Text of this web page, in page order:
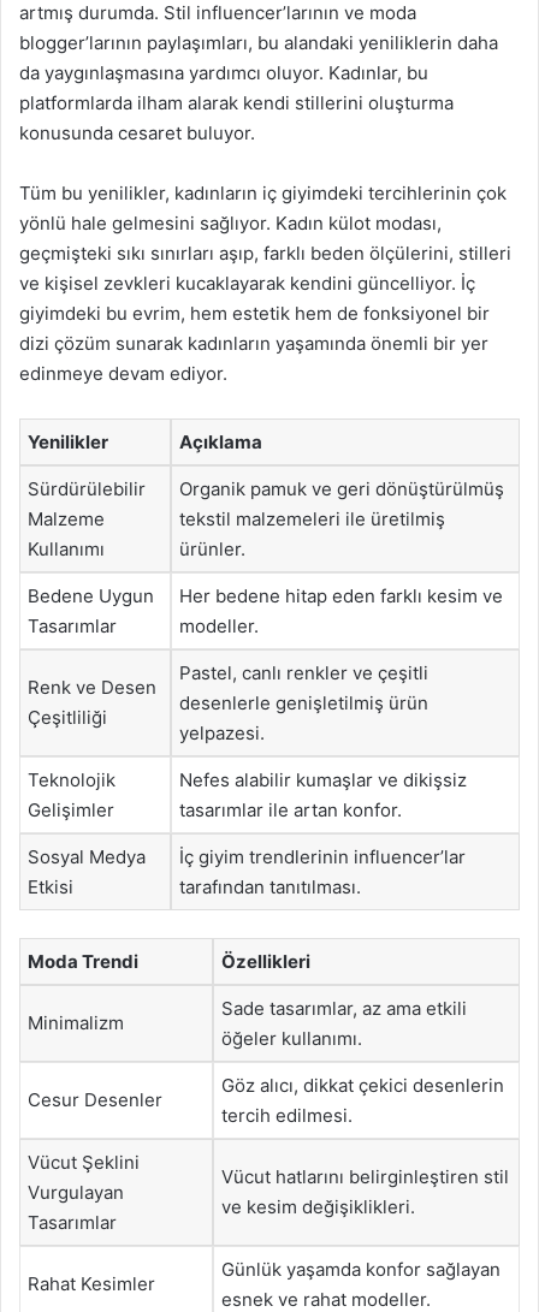
artmış durumda. Stil influencer’larının ve moda
blogger’larının paylaşımları, bu alandaki yeniliklerin daha
da yaygınlaşmasına yardımcı oluyor. Kadınlar, bu
platformlarda ilham alarak kendi stillerini oluşturma
konusunda cesaret buluyor.
Tüm bu yenilikler, kadınların iç giyimdeki tercihlerinin çok
yönlü hale gelmesini sağlıyor. Kadın külot modası,
geçmişteki sıkı sınırları aşıp, farklı beden ölçülerini, stilleri
ve kişisel zevkleri kucaklayarak kendini güncelliyor. İç
giyimdeki bu evrim, hem estetik hem de fonksiyonel bir
dizi çözüm sunarak kadınların yaşamında önemli bir yer
edinmeye devam ediyor.
Yenilikler Açıklama
Sürdürülebilir
Malzeme
Kullanımı
Organik pamuk ve geri dönüştürülmüş
tekstil malzemeleri ile üretilmiş
ürünler.
Bedene Uygun
Tasarımlar
Her bedene hitap eden farklı kesim ve
modeller.
Renk ve Desen
Çeşitliliği
Pastel, canlı renkler ve çeşitli
desenlerle genişletilmiş ürün
yelpazesi.
Teknolojik
Gelişimler
Nefes alabilir kumaşlar ve dikişsiz
tasarımlar ile artan konfor.
Sosyal Medya
Etkisi
İç giyim trendlerinin influencer’lar
tarafından tanıtılması.
Moda Trendi Özellikleri
Minimalizm
Sade tasarımlar, az ama etkili
öğeler kullanımı.
Cesur Desenler
Göz alıcı, dikkat çekici desenlerin
tercih edilmesi.
Vücut Şeklini
Vurgulayan
Tasarımlar
Vücut hatlarını belirginleştiren stil
ve kesim değişiklikleri.
Rahat Kesimler
Günlük yaşamda konfor sağlayan
esnek ve rahat modeller.